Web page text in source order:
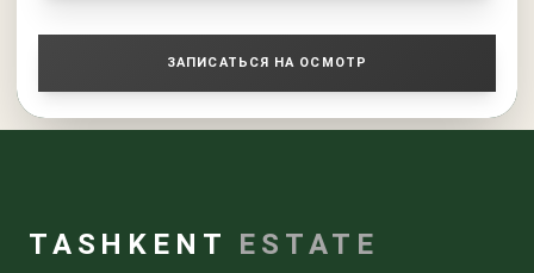
ЗАПИСАТЬСЯ НА ОСМОТР
TASHKENT ESTATE